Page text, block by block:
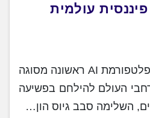
עולמית
חברת IVIX, המספקת פלטפורמת AI ראשונה מסוגה
העולם להילחם בפשיעה
השלימה סבב גיוס הון…